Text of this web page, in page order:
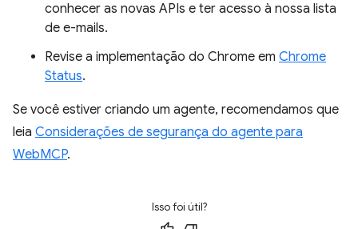
conhecer as novas APIs e ter acesso à nossa lista
de e-mails.
Revise a implementação do Chrome em Chrome
Status.
Se você estiver criando um agente, recomendamos que
leia Considerações de segurança do agente para
WebMCP.
Isso foi útil?